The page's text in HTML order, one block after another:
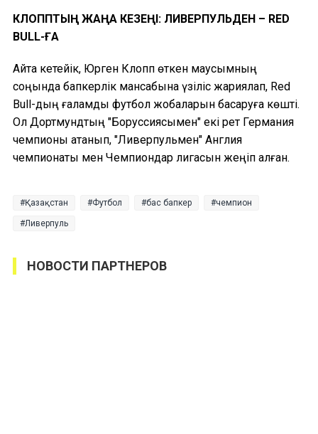
КЛОППТЫҢ ЖАҢА КЕЗЕҢІ: ЛИВЕРПУЛЬДЕН – RED
BULL-ҒА
Айта кетейік, Юрген Клопп өткен маусымның
соңында бапкерлік мансабына үзіліс жариялап, Red
Bull-дың ғаламдық футбол жобаларын басқаруға көшті.
Ол Дортмундтың "Боруссиясымен" екі рет Германия
чемпионы атанып, "Ливерпульмен" Англия
чемпионаты мен Чемпиондар лигасын жеңіп алған.
Қазақстан Футбол бас бапкер чемпион
Ливерпуль
НОВОСТИ ПАРТНЕРОВ